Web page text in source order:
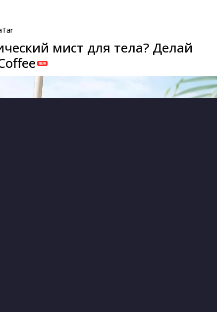
мист для тела? Делай